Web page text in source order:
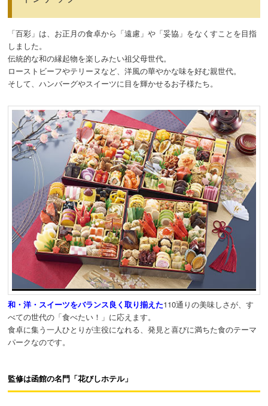
「百彩」は、お正月の食卓から「遠慮」や「妥協」をなくすことを目指
しました。
伝統的な和の縁起物を楽しみたい祖父母世代。
ローストビーフやテリーヌなど、洋風の華やかな味を好む親世代。
そして、ハンバーグやスイーツに目を輝かせるお子様たち。
和・洋・スイーツをバランス良く取り揃えた110通りの美味しさが、す
べての世代の「食べたい！」に応えます。
食卓に集う一人ひとりが主役になれる、発見と喜びに満ちた食のテーマ
パークなのです。
監修は函館の名門「花びしホテル」